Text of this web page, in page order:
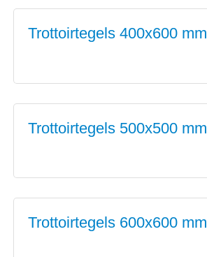
Trottoirtegels 400x600 mm
Trottoirtegels 500x500 mm
Trottoirtegels 600x600 mm